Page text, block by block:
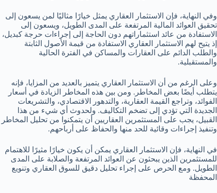
وفي النهاية، فإن الاستثمار العقاري يمثل خيارًا مثاليًا لمن يسعون إلى
تحقيق العوائد المالية المرتفعة على المدى الطويل، ويسعون إلى
الاستفادة من عائد استثماراتهم دون الحاجة إلى إجراءات حرجة كبديل،
إذ يتيح لهم الاستثمار العقاري الاستفادة من قيمة الأصول الثابتة
والطلب الدائم على العقارات والمساكن في الفترة الحالية
والمستقبلية.
وعلى الرغم من أن الاستثمار العقاري يتميز بالعديد من المزايا، فإنه
يتطلب أيضًا بعض المخاطر. ومن بين هذه المخاطر الزيادة في أسعار
الفوائد، وتراجع القيمة العقارية، والتدهور الاقتصادي، والتشريعات
الجديدة التي تؤدي إلى تضخم التكاليف. ولحدوث أي شيء من هذا
القبيل، يجب على المستثمرين العقاريين أن يتمكنوا من تحليل المخاطر
وتنفيذ إجراءات وقائية للحد منها والحفاظ على أرباحهم.
في النهاية، فإن الاستثمار العقاري يمكن أن يكون خيارًا مثيرًا للاهتمام
للمستثمرين الذين يبحثون عن العوائد المرتفعة والصلابة على المدى
الطويل. ومع الحرص على إجراء تحليل دقيق للسوق العقاري وتنويع
المحفظة